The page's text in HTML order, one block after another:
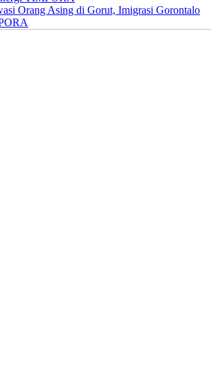
Orang Asing di Gorut, Imigrasi Gorontalo